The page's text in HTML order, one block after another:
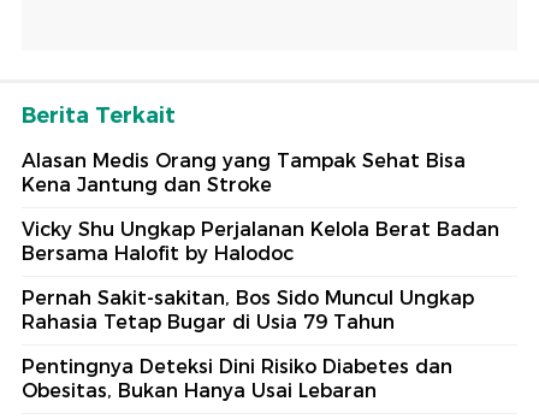
Berita Terkait
Alasan Medis Orang yang Tampak Sehat Bisa
Kena Jantung dan Stroke
Vicky Shu Ungkap Perjalanan Kelola Berat Badan
Bersama Halofit by Halodoc
Pernah Sakit-sakitan, Bos Sido Muncul Ungkap
Rahasia Tetap Bugar di Usia 79 Tahun
Pentingnya Deteksi Dini Risiko Diabetes dan
Obesitas, Bukan Hanya Usai Lebaran